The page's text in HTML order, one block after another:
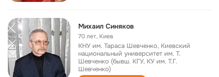
Михаил Синяков
70 лет, Киев
КНУ им. Тараса Шевченко, Киевский
национальный университет им. Т.
Шевченко (бывш. КГУ, КУ им. Т.Г.
Шевченко)